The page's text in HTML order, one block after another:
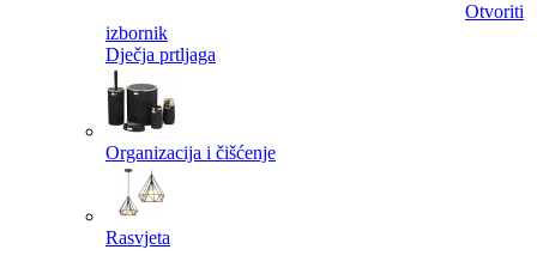
Otvoriti
izbornik
Dječja prtljaga
Organizacija i čišćenje
Rasvjeta